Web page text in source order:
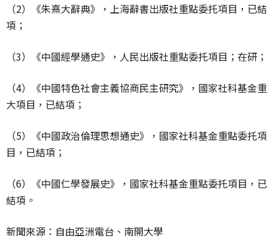
（2）《朱熹大辭典》，上海辭書出版社重點委托項目，已結
項；
（3）《中國經學通史》，人民出版社重點委托項目；在研；
（4）《中國特色社會主義協商民主研究》，國家社科基金重
大項目，已結項；
（5）《中國政治倫理思想通史》，國家社科基金重點委托項
目，已結項；
（6）《中國仁學發展史》，國家社科基金重點委托項目，已
結項。
新聞來源：自由亞洲電台、南開大學